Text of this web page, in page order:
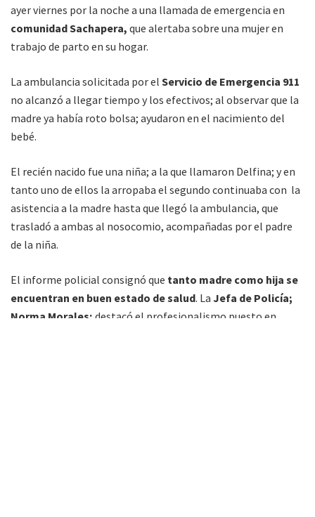
ayer viernes por la noche a una llamada de emergencia en
comunidad Sachapera, que alertaba sobre una mujer en
trabajo de parto en su hogar.
La ambulancia solicitada por el Servicio de Emergencia 911
no alcanzó a llegar tiempo y los efectivos; al observar que la
madre ya había roto bolsa; ayudaron en el nacimiento del
bebé.
El recién nacido fue una niña; a la que llamaron Delfina; y en
tanto uno de ellos la arropaba el segundo continuaba con la
asistencia a la madre hasta que llegó la ambulancia, que
trasladó a ambas al nosocomio, acompañadas por el padre
de la niña.
El informe policial consignó que tanto madre como hija se
encuentran en buen estado de salud. La Jefa de Policía;
Norma Morales; destacó el profesionalismo puesto en